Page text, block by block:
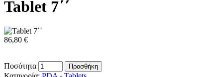
Tablet 7΄΄
86,80 €
Ποσότητα Προσθήκη